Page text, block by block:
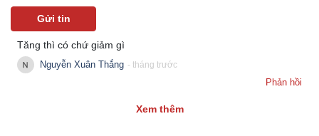
Gửi tin
Tăng thì có chứ giảm gì
Nguyễn Xuân Thắng - tháng trước
Phản hồi
Xem thêm